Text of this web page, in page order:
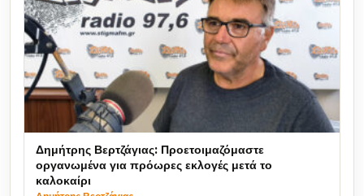
Δημήτρης Βερτζάγιας: Προετοιμαζόμαστε
οργανωμένα για πρόωρες εκλογές μετά το
καλοκαίρι